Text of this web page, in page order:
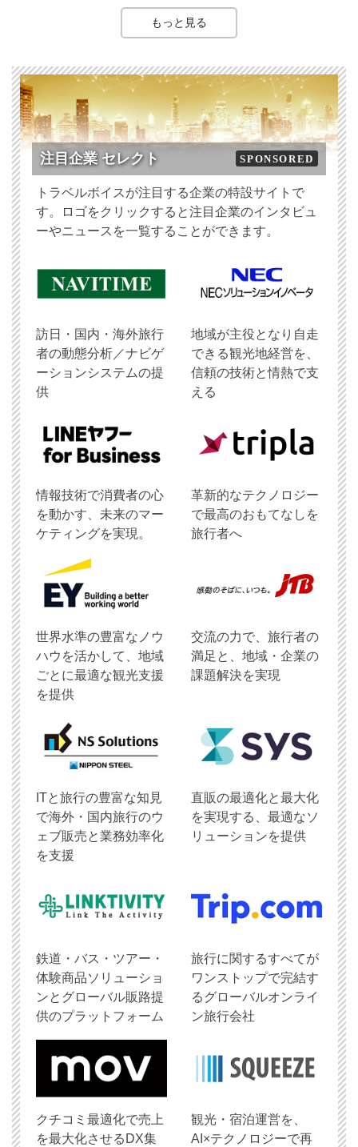
もっと見る
注目企業 セレクト SPONSORED
トラベルボイスが注目する企業の特設サイトで
す。ロゴをクリックすると注目企業のインタビュ
ーやニュースを一覧することができます。
訪日・国内・海外旅行
者の動態分析／ナビゲ
ーションシステムの提
供
地域が主役となり自走
できる観光地経営を、
信頼の技術と情熱で支
える
情報技術で消費者の心
を動かす、未来のマー
ケティングを実現。
革新的なテクノロジー
で最高のおもてなしを
旅行者へ
世界水準の豊富なノウ
ハウを活かして、地域
ごとに最適な観光支援
を提供
交流の力で、旅行者の
満足と、地域・企業の
課題解決を実現
ITと旅行の豊富な知見
で海外・国内旅行のウ
ェブ販売と業務効率化
を支援
直販の最適化と最大化
を実現する、最適なソ
リューションを提供
鉄道・バス・ツアー・
体験商品ソリューショ
ンとグローバル販路提
供のプラットフォーム
旅行に関するすべてが
ワンストップで完結す
るグローバルオンライ
ン旅行会社
クチコミ最適化で売上
を最大化させるDX集
観光・宿泊運営を、
AI×テクノロジーで再